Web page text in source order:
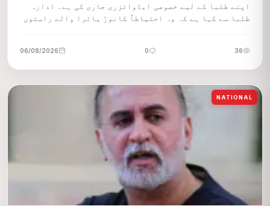
اپنے طلبا کے لیے خصوصی ایڈوائزری جاری کی ہے۔ ادارہ
طلبا سے کہا ہے کہ وہ احتیاطاً کانوڑ یاترا والے راستوں
36
0
06/08/2026
NATIONAL